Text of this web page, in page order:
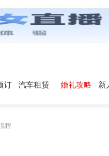
订 汽车租赁 婚礼攻略 新
程